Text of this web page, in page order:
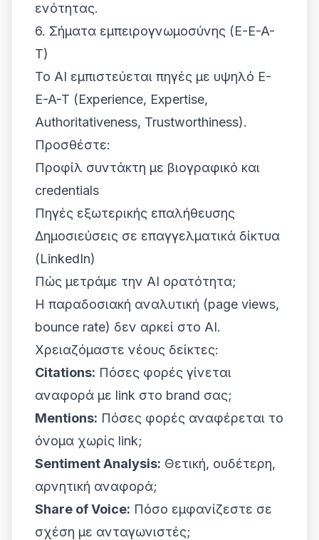
ενότητας.
6. Σήματα εμπειρογνωμοσύνης (E-E-A-
T)
Το AI εμπιστεύεται πηγές με υψηλό E-
E-A-T (Experience, Expertise,
Authoritativeness, Trustworthiness).
Προσθέστε:
Προφίλ συντάκτη με βιογραφικό και
credentials
Πηγές εξωτερικής επαλήθευσης
Δημοσιεύσεις σε επαγγελματικά δίκτυα
(LinkedIn)
Πώς μετράμε την AI ορατότητα;
Η παραδοσιακή αναλυτική (page views,
bounce rate) δεν αρκεί στο AI.
Χρειαζόμαστε νέους δείκτες:
Citations: Πόσες φορές γίνεται
αναφορά με link στο brand σας;
Mentions: Πόσες φορές αναφέρεται το
όνομα χωρίς link;
Sentiment Analysis: Θετική, ουδέτερη,
αρνητική αναφορά;
Share of Voice: Πόσο εμφανίζεστε σε
σχέση με ανταγωνιστές;